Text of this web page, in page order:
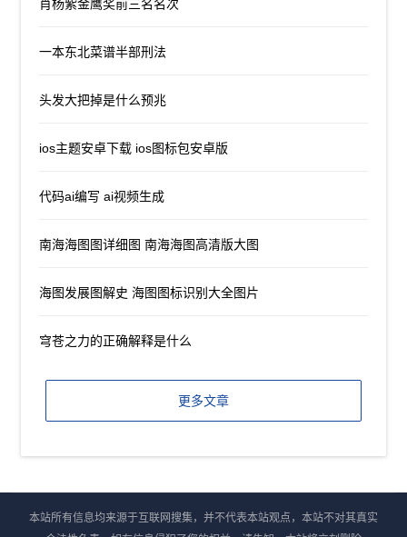
肖杨紫金鹰奖前三名名次
一本东北菜谱半部刑法
头发大把掉是什么预兆
ios主题安卓下载 ios图标包安卓版
代码ai编写 ai视频生成
南海海图图详细图 南海海图高清版大图
海图发展图解史 海图图标识别大全图片
穹苍之力的正确解释是什么
更多文章
本站所有信息均来源于互联网搜集，并不代表本站观点，本站不对其真实